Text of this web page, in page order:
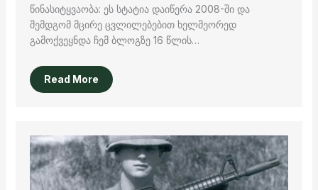
წინასიტყვაობა: ეს სტატია დაიწერა 2008-ში და
შემდგომ მცირე ცვლილებებით ხელმეორედ
გამოქვეყნდა ჩემ ბლოგზე 16 წლის…
Read More